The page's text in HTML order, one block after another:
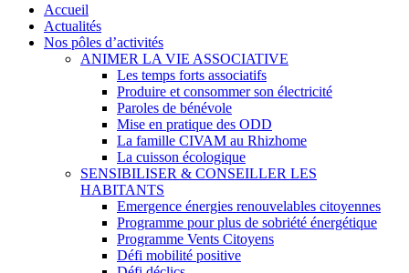
search
Menu
Accueil
Actualités
Nos pôles d’activités
ANIMER LA VIE ASSOCIATIVE
Les temps forts associatifs
Produire et consommer son électricité
Paroles de bénévole
Mise en pratique des ODD
La famille CIVAM au Rhizhome
La cuisson écologique
SENSIBILISER & CONSEILLER LES
HABITANTS
Emergence énergies renouvelables citoyennes
Programme pour plus de sobriété énergétique
Programme Vents Citoyens
Défi mobilité positive